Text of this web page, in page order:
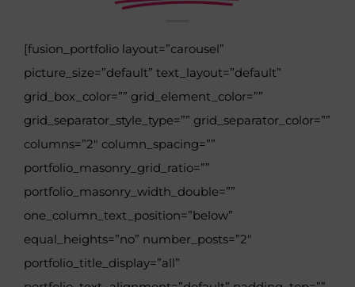
[fusion_portfolio layout=”carousel”
picture_size=”default” text_layout=”default”
grid_box_color=”” grid_element_color=””
grid_separator_style_type=”” grid_separator_color=””
columns=”2″ column_spacing=””
portfolio_masonry_grid_ratio=””
portfolio_masonry_width_double=””
one_column_text_position=”below”
equal_heights=”no” number_posts=”2″
portfolio_title_display=”all”